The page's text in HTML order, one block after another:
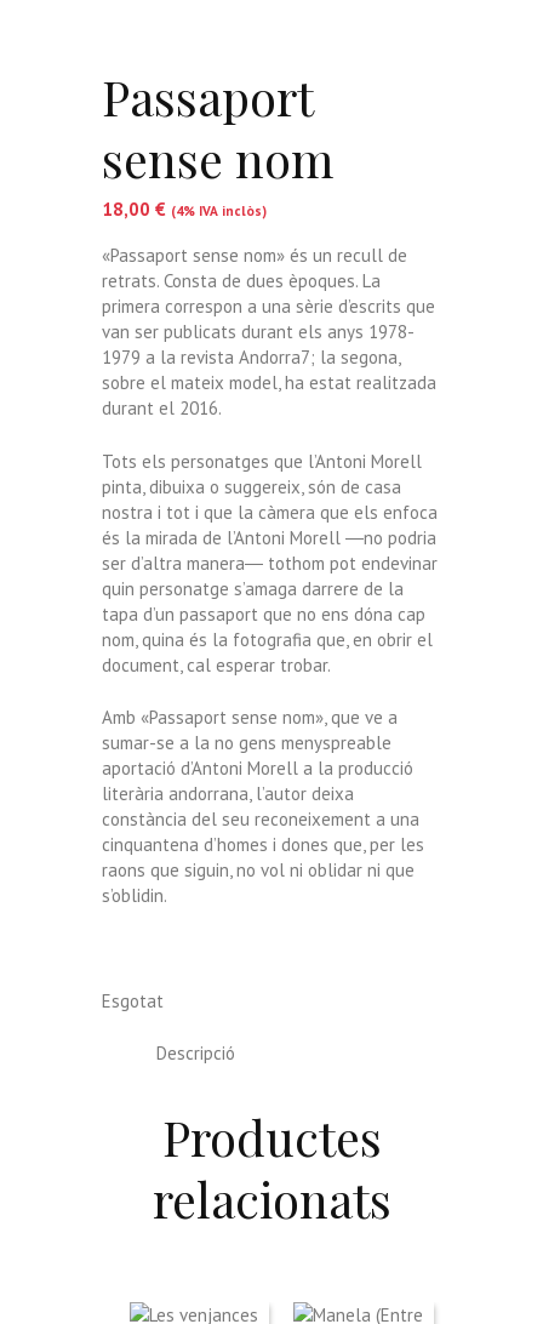
Passaport
sense nom
18,00 € (4% IVA inclòs)
«Passaport sense nom» és un recull de
retrats. Consta de dues èpoques. La
primera correspon a una sèrie d’escrits que
van ser publicats durant els anys 1978-
1979 a la revista Andorra7; la segona,
sobre el mateix model, ha estat realitzada
durant el 2016.
Tots els personatges que l’Antoni Morell
pinta, dibuixa o suggereix, són de casa
nostra i tot i que la càmera que els enfoca
és la mirada de l’Antoni Morell ―no podria
ser d’altra manera― tothom pot endevinar
quin personatge s’amaga darrere de la
tapa d’un passaport que no ens dóna cap
nom, quina és la fotografia que, en obrir el
document, cal esperar trobar.
Amb «Passaport sense nom», que ve a
sumar-se a la no gens menyspreable
aportació d’Antoni Morell a la producció
literària andorrana, l’autor deixa
constància del seu reconeixement a una
cinquantena d’homes i dones que, per les
raons que siguin, no vol ni oblidar ni que
s’oblidin.
Esgotat
Descripció
Productes
relacionats